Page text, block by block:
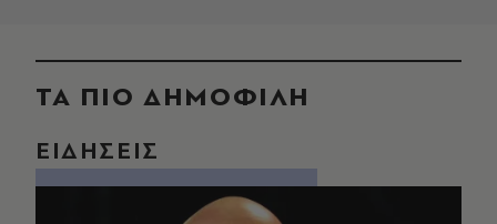
ΤΑ ΠΙΟ ΔΗΜΟΦΙΛΗ
ΕΙΔΗΣΕΙΣ